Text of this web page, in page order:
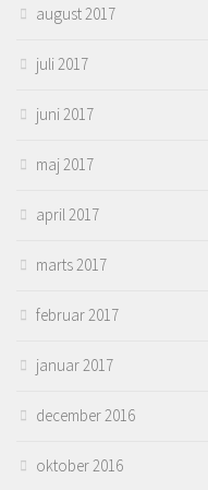
august 2017
juli 2017
juni 2017
maj 2017
april 2017
marts 2017
februar 2017
januar 2017
december 2016
oktober 2016